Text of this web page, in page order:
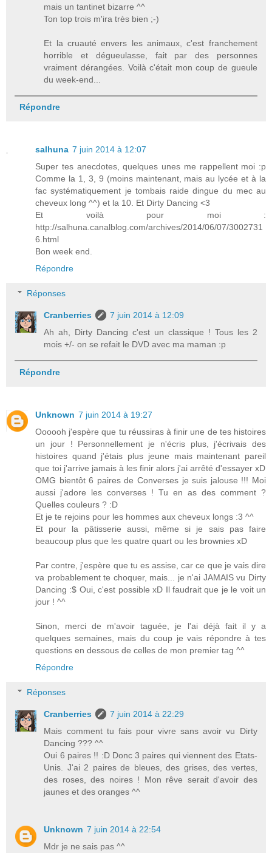
mais un tantinet bizarre ^^
Ton top trois m'ira très bien ;-)
Et la cruauté envers les animaux, c'est franchement
horrible et dégueulasse, fait par des personnes
vraiment dérangées. Voilà c'était mon coup de gueule
du week-end...
Répondre
salhuna 7 juin 2014 à 12:07
Super tes anecdotes, quelques unes me rappellent moi :p
Comme la 1, 3, 9 (moins maintenant, mais au lycée et à la
fac systématiquement je tombais raide dingue du mec au
cheveux long ^^) et la 10. Et Dirty Dancing <3
Et voilà pour moi :
http://salhuna.canalblog.com/archives/2014/06/07/3002731
6.html
Bon week end.
Répondre
Réponses
Cranberries
7 juin 2014 à 12:09
Ah ah, Dirty Dancing c'est un classique ! Tous les 2
mois +/- on se refait le DVD avec ma maman :p
Répondre
Unknown 7 juin 2014 à 19:27
Oooooh j'espère que tu réussiras à finir une de tes histoires
un jour ! Personnellement je n'écris plus, j'écrivais des
histoires quand j'étais plus jeune mais maintenant pareil
que toi j'arrive jamais à les finir alors j'ai arrêté d'essayer xD
OMG bientôt 6 paires de Converses je suis jalouse !!! Moi
aussi j'adore les converses ! Tu en as des comment ?
Quelles couleurs ? :D
Et je te rejoins pour les hommes aux cheveux longs :3 ^^
Et pour la pâtisserie aussi, même si je sais pas faire
beaucoup plus que les quatre quart ou les brownies xD
Par contre, j'espère que tu es assise, car ce que je vais dire
va probablement te choquer, mais... je n'ai JAMAIS vu Dirty
Dancing :$ Oui, c'est possible xD Il faudrait que je le voit un
jour ! ^^
Sinon, merci de m'avoir taguée, je l'ai déjà fait il y a
quelques semaines, mais du coup je vais répondre à tes
questions en dessous de celles de mon premier tag ^^
Répondre
Réponses
Cranberries
7 juin 2014 à 22:29
Mais comment tu fais pour vivre sans avoir vu Dirty
Dancing ??? ^^
Oui 6 paires !! :D Donc 3 paires qui viennent des Etats-
Unis. J'ai 2 paires de bleues, des grises, des vertes,
des roses, des noires ! Mon rêve serait d'avoir des
jaunes et des oranges ^^
Unknown 7 juin 2014 à 22:54
Mdr je ne sais pas ^^